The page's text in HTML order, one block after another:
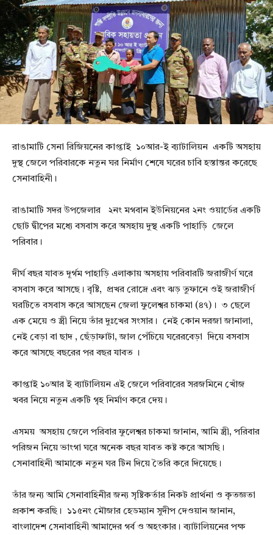
রাঙামাটি সেনা রিজিয়নের কাপ্তাই ১০আর-ই ব্যাটালিয়ন একটি অসহায়
দুস্থ জেলে পরিবারকে নতুন ঘর নির্মাণ শেষে ঘরের চাবি হস্তান্তর করেছে
সেনাবাহিনী।
রাঙামাটি সদর উপজেলার ২নং মগবান ইউনিয়নের ২নং ওয়ার্ডের একটি
ছোট দ্বীপের মধ্যে বসবাস করে অসহায় দুস্থ একটি পাহাড়ি জেলে
পরিবার।
দীর্ঘ বছর যাবত দূর্গম পাহাড়ি এলাকায় অসহায় পরিবারটি জরাজীর্ণ ঘরে
বসবাস করে আসছে। বৃষ্টি, প্রখর রোদ্রে এবং ঝড় তুফানে ওই জরাজীর্ণ
ঘরটিতে বসবাস করে আসছেন জেলা ফুলেশ্বর চাকমা (৪৭)। ৩ ছেলে
এক মেয়ে ও স্ত্রী নিয়ে তাঁর দুঃখের সংসার। নেই কোন দরজা জানালা,
নেই বেড়া বা ছাদ , ছেঁড়াফাটা, জাল পেঁচিয়ে ঘরেরবেড়া দিয়ে বসবাস
করে আসছে বছরের পর বছর যাবত ।
কাপ্তাই ১০আর ই ব্যাটালিয়ন এই জেলে পরিবারের সরজমিনে খোঁজ
খবর নিয়ে নতুন একটি গৃহ নির্মাণ করে দেয়।
এসময় অসহায় জেলে পরিবার ফুলেশ্বর চাকমা জানান, আমি স্ত্রী, পরিবার
পরিজন নিয়ে ভাংগা ঘরে অনেক বছর যাবত কষ্ট করে আসছি।
সেনাবাহিনী আমাকে নতুন ঘর টিন দিয়ে তৈরি করে দিয়েছে।
তাঁর জন্য আমি সেনাবাহিনীর জন্য সৃষ্টিকর্তার নিকট প্রার্থনা ও কৃতজ্ঞতা
প্রকাশ করছি। ১১৫নং মৌজার হেডম্যান সুদীপ দেওয়ান জানান,
বাংলাদেশ সেনাবাহিনী আমাদের গর্ব ও অহংকার। ব্যাটালিয়নের পক্ষ